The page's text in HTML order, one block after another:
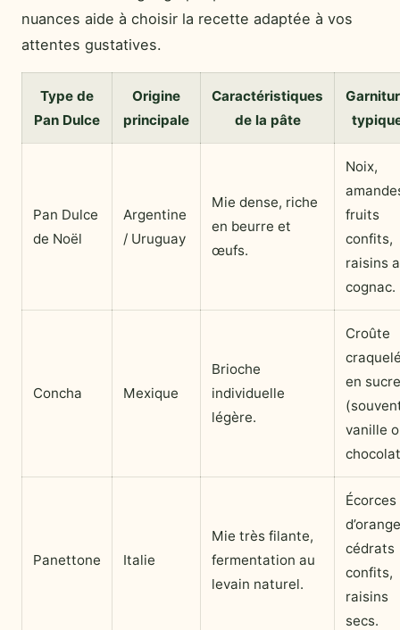
nuances aide à choisir la recette adaptée à vos
attentes gustatives.
Type de
Pan Dulce
Origine
principale
Caractéristiques
de la pâte
Pan Dulce
de Noël
Argentine
/ Uruguay
Mie dense, riche
en beurre et
œufs.
Noix,
fruits
confits,
raisins
cognac.
Concha Mexique
Brioche
individuelle
légère.
Croûte
en sucre
vanille
Panettone Italie
Mie très filante,
fermentation au
levain naturel.
Écorces
cédrats
confits,
raisins
secs.